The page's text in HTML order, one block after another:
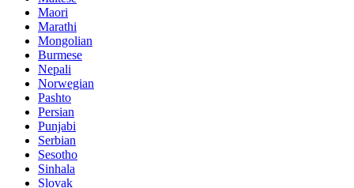
Maori
Marathi
Mongolian
Burmese
Nepali
Norwegian
Pashto
Persian
Punjabi
Serbian
Sesotho
Sinhala
Slovak